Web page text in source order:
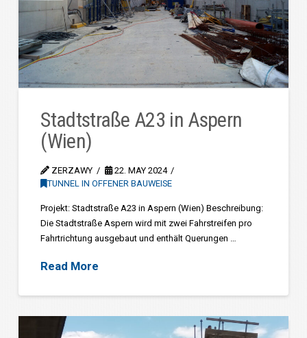
Stadtstraße A23 in Aspern
(Wien)
ZERZAWY
22. MAY 2024
TUNNEL IN OFFENER BAUWEISE
Projekt: Stadtstraße A23 in Aspern (Wien) Beschreibung:
Die Stadtstraße Aspern wird mit zwei Fahrstreifen pro
Fahrtrichtung ausgebaut und enthält Querungen …
Read More